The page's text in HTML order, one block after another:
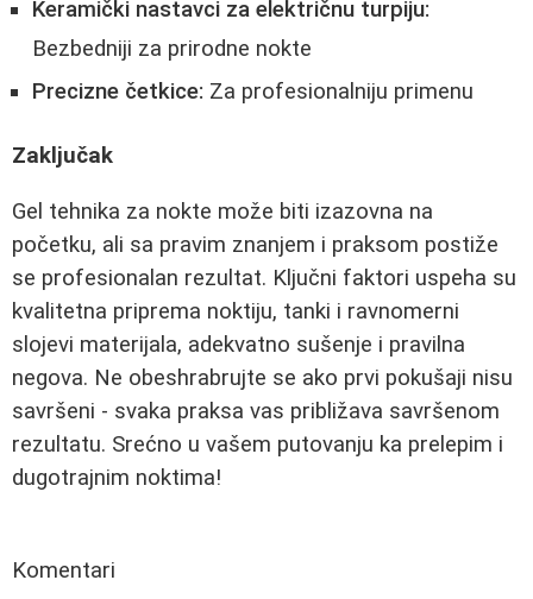
Keramički nastavci za električnu turpiju:
Bezbedniji za prirodne nokte
Precizne četkice: Za profesionalniju primenu
Zaključak
Gel tehnika za nokte može biti izazovna na
početku, ali sa pravim znanjem i praksom postiže
se profesionalan rezultat. Ključni faktori uspeha su
kvalitetna priprema noktiju, tanki i ravnomerni
slojevi materijala, adekvatno sušenje i pravilna
negova. Ne obeshrabrujte se ako prvi pokušaji nisu
savršeni - svaka praksa vas približava savršenom
rezultatu. Srećno u vašem putovanju ka prelepim i
dugotrajnim noktima!
Komentari